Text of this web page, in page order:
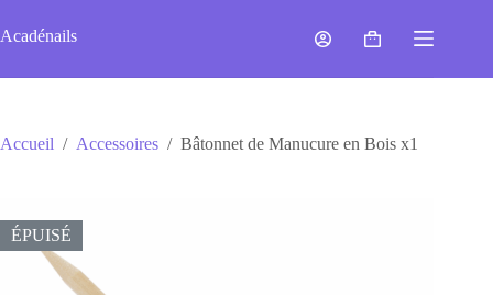
au
contenu
Acadénails
Panier
Accueil / Accessoires / Bâtonnet de Manucure en Bois x1
ÉPUISÉ